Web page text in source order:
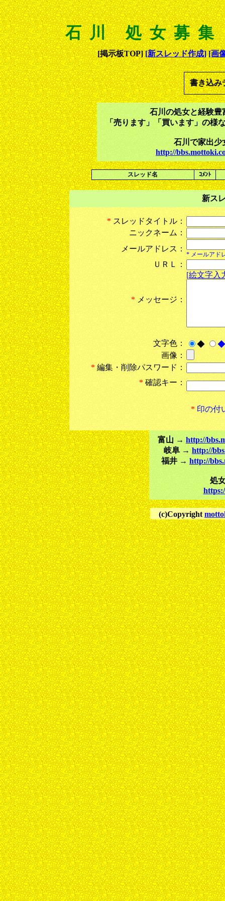
石川 処女募
[掲示板TOP][新スレッド作成] [画
書き込み
石川の処女と経験豊
「売ります」「買います」の様
石川で家出少
http://
スレッド名 ｺﾒﾝﾄ
新ス
* スレッドタイトル：
ニックネーム：
メールアドレス：
* メールアド
ＵＲＬ：
* メッセージ：
[絵文字入
文字色： ◆
◆
画像：
* 編集・削除パスワード：
* 確認キー：
* 印の付
富山 → http://
岐阜 → http://
福井 → http://
処
(c)Copyright